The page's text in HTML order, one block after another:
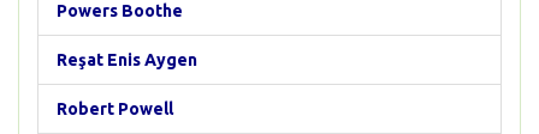
Powers Boothe
Reşat Enis Aygen
Robert Powell